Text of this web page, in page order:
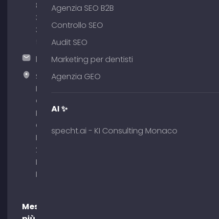
89
380
375
hallo@timospecht.de
Specht
Marketing
GmbH –
Palais am
Obelisk
Briennerstr.
29 80333
Monaco di
Baviera
Messaggi
Agenzia SEO B2B
Controllo SEO
Audit SEO
Marketing per dentisti
Agenzia GEO
AI ✨
specht.ai - KI Consulting Monaco